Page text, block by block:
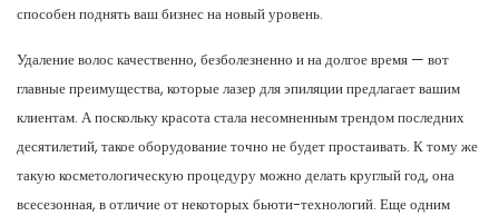
способен поднять ваш бизнес на новый уровень.
Удаление волос качественно, безболезненно и на долгое время — вот
главные преимущества, которые лазер для эпиляции предлагает вашим
клиентам. А поскольку красота стала несомненным трендом последних
десятилетий, такое оборудование точно не будет простаивать. К тому же
такую косметологическую процедуру можно делать круглый год, она
всесезонная, в отличие от некоторых бьюти-технологий. Еще одним